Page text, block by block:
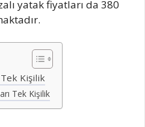
yatak fiyatları da 380
Tek Kişilik
Tek Kişilik